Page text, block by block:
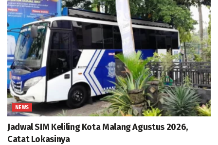
NEWS
Jadwal SIM Keliling Kota Malang Agustus 2026,
Catat Lokasinya